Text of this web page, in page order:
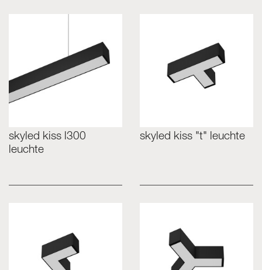
skyled kiss l300
leuchte
skyled kiss "t" leuchte